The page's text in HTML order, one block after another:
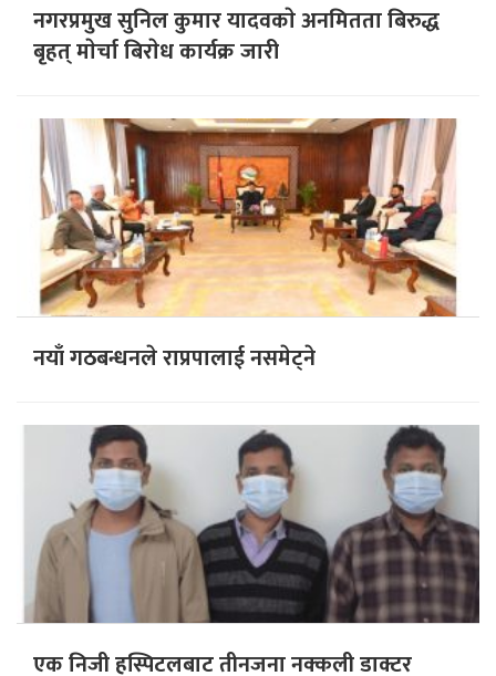
नगरप्रमुख सुनिल कुमार यादवकाे अनमितता बिरुद्ध
बृहत् माेर्चा बिराेध कार्यक्र जारी
नयाँ गठबन्धनले राप्रपालाई नसमेट्ने
एक निजी हस्पिटलबाट तीनजना नक्कली डाक्टर